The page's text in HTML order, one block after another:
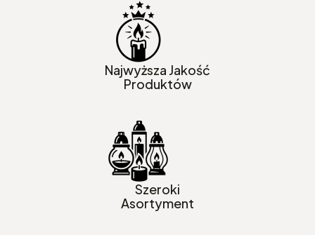
Najwyższa Jakość
Produktów
Szeroki
Asortyment